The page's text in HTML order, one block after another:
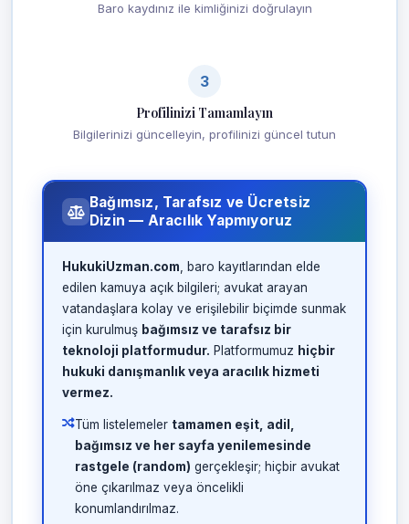
Baro kaydınız ile kimliğinizi doğrulayın
3
Profilinizi Tamamlayın
Bilgilerinizi güncelleyin, profilinizi güncel tutun
Bağımsız, Tarafsız ve Ücretsiz
Dizin — Aracılık Yapmıyoruz
HukukiUzman.com , baro kayıtlarından elde
edilen kamuya açık bilgileri; avukat arayan
vatandaşlara kolay ve erişilebilir biçimde sunmak
için kurulmuş bağımsız ve tarafsız bir
teknoloji platformudur. Platformumuz hiçbir
hukuki danışmanlık veya aracılık hizmeti
vermez.
Tüm listelemeler tamamen eşit, adil,
bağımsız ve her sayfa yenilemesinde
rastgele (random) gerçekleşir; hiçbir avukat
öne çıkarılmaz veya öncelikli
konumlandırılmaz.